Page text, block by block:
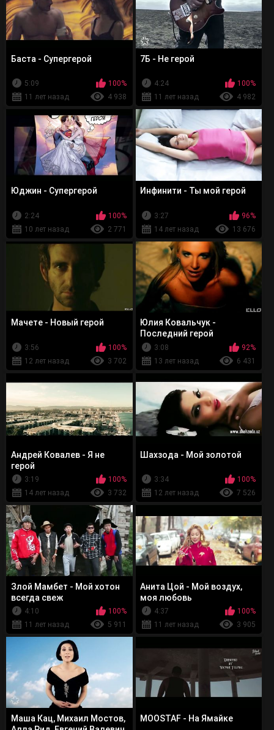
Баста - Супергерой
5:09
100%
11 лет назад
4 938
7Б - Не герой
4:24
100%
11 лет назад
4 982
Юджин - Супергерой
2:24
100%
10 лет назад
2 771
Инфинити - Ты мой герой
3:27
96%
14 лет назад
13 676
Мачете - Новый герой
3:56
100%
12 лет назад
3 702
Юлия Ковальчук -
Последний герой
3:08
92%
13 лет назад
6 431
Андрей Ковалев - Я не
герой
3:19
100%
14 лет назад
3 732
Шахзода - Мой золотой
3:34
100%
12 лет назад
7 526
Злой Мамбет - Мой хотон
всегда свеж
4:10
100%
11 лет назад
5 911
Анита Цой - Мой воздух,
моя любовь
4:37
100%
11 лет назад
3 905
Маша Кац, Михаил Мостов,
MOOSTAF - На Ямайке